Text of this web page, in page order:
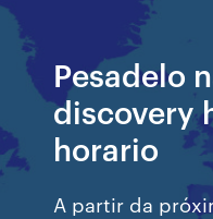
Pesadelo
discovery
horario
A partir da